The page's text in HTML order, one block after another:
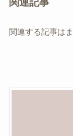
関連する記事は